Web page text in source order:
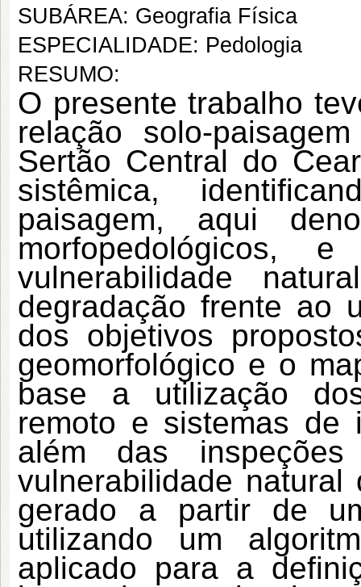
SUBÁREA: Geografia Física
ESPECIALIDADE: Pedologia
RESUMO:
O presente trabalho
relação solo-
Sertão Central do
sistêmica,
paisagem, aqui
morfopedológicos,
vulnerabilidade
degradação frente ao
dos objetivos
geomorfológico e o
base a utilização
remoto e sistemas de
além das
vulnerabilidade
gerado a partir de
utilizando um
aplicado para a